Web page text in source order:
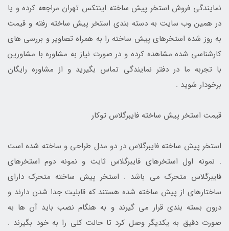
نمایندگی فروش استخر پیش ساخته اینتکس تهران مراجعه کرده و یا
در همین وب سایت به دسته بندی استخر پیش ساخته رفته و قیمت
به روز شده استخرهای پیش ساخته را به همراه تصاویر و بررسی های
کارشناسی شده مشاهده کرده و در صورت نیاز به مشاوره با مشاورین
با تجربه ما در دفتر نمایندگی تماس بگیرید و از مشاوره رایگان
برخودار شوید .
قیمت استخر پیش ساخته فایبرگلاس توکار
استخر پیش ساخته فایبرگلاس در دو مدل طراحی و ساخته شده است
. نمونه اول استخرهای فایبرگلاس ثابت و نمونه دوم استخرهای
فایبرگلاس متحرک می باشد . استخر پیش ساخته متحرک دارای
ساختارهای از پیش ساخته شده هستند که قابلیت جدا شدن دارند و
درون بسته بندی قرار می گیرند و به هنگام نصب باید آن ها به
صورت دقیق به یکدیگر وصل کرد تا حالت کلی را به خود بگیرند .